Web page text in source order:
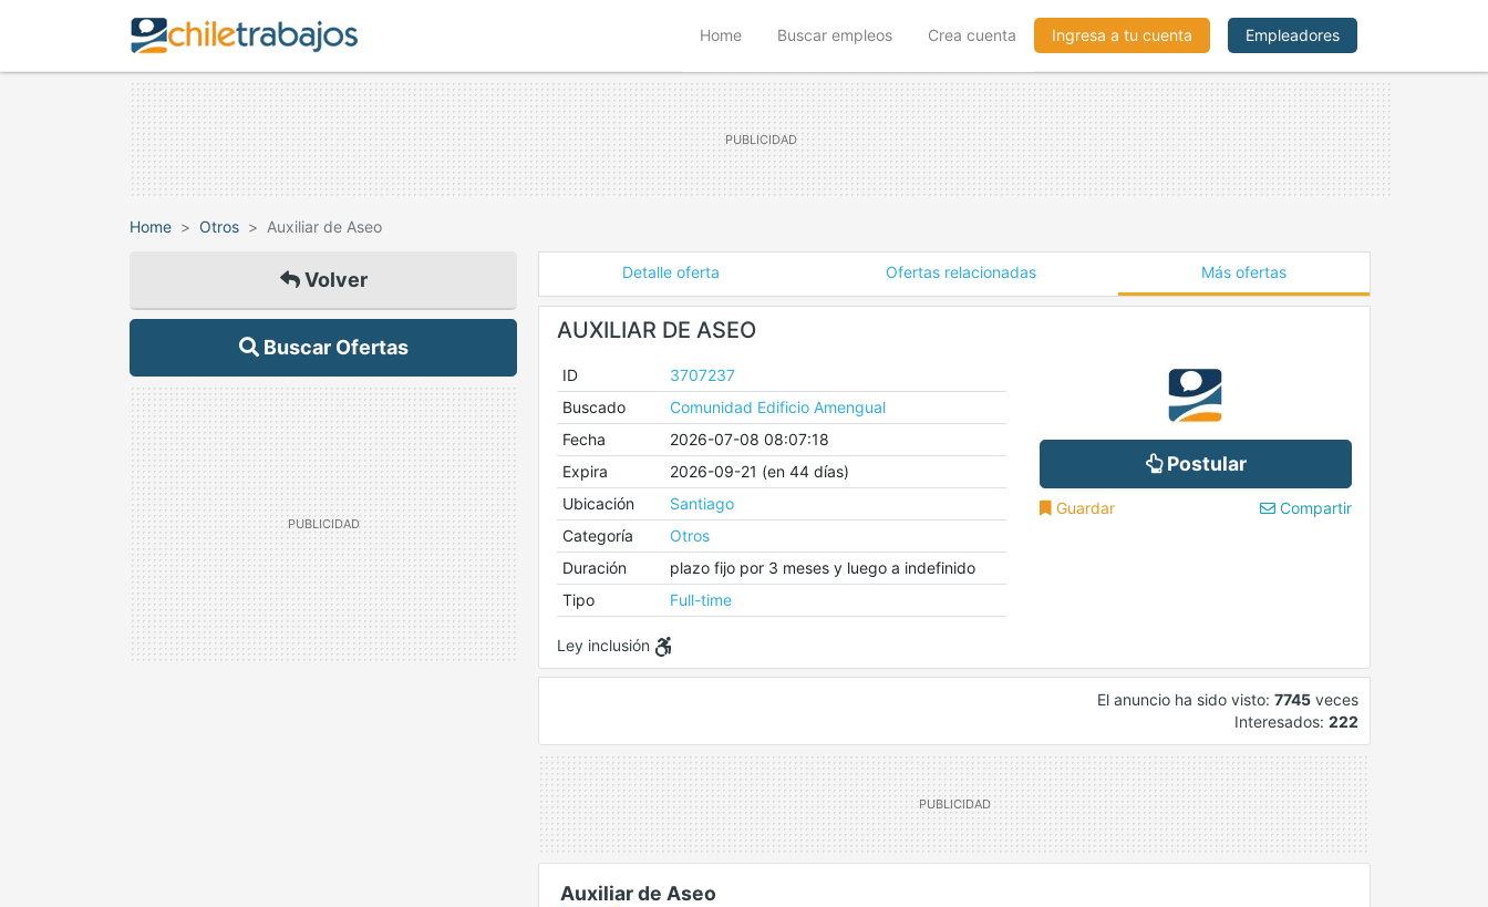
Home(current)Buscar empleos Crea cuenta Ingresa a tu cuenta Empleadores
Home Otros Auxiliar de Aseo
Volver
Buscar Ofertas
Detalle oferta Ofertas relacionadas Más ofertas
AUXILIAR DE ASEO
ID
3707237
Buscado
Comunidad Edificio Amengual
Fecha
2026-07-08 08:07:18
Expira
2026-09-21 (en 44 días)
Ubicación
Santiago
Categoría
Otros
Duración
plazo fijo por 3 meses y luego a indefinido
Tipo
Full-time
Ley inclusión
Postular
Guardar Compartir
El anuncio ha sido visto: 7745 veces
Interesados: 222
Auxiliar de Aseo